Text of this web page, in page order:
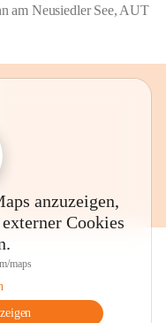
am Neusiedler See, AUT
anzuzeigen,
Cookies
maps